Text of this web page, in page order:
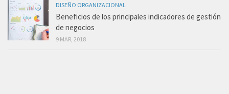
DISEÑO ORGANIZACIONAL
Beneficios de los principales indicadores de gestión
de negocios
9 MAR, 2018